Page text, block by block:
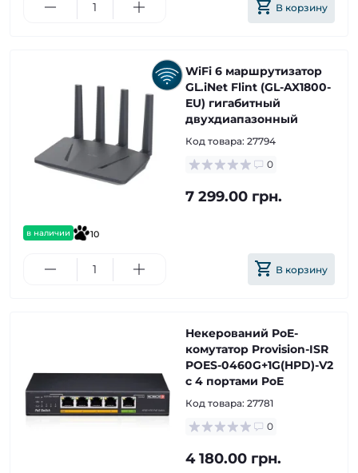
В корзину
в наличии 10
WiFi 6 маршрутизатор
GL.iNet Flint (GL-AX1800-
EU) гигабитный
двухдиапазонный
Код товара: 27794
0
7 299.00 грн.
В корзину
Некерований PoE-
комутатор Provision-ISR
POES-0460G+1G(HPD)-V2
с 4 портами PoE
Код товара: 27781
0
4 180.00 грн.